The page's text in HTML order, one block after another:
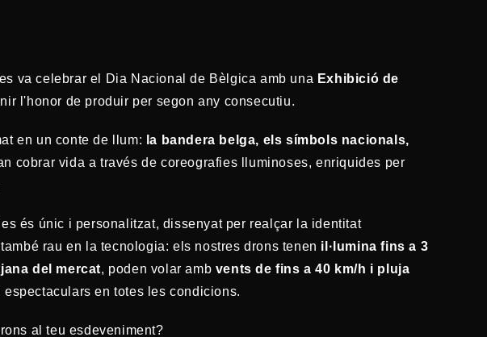
va celebrar el Dia Nacional de Bèlgica amb una Exhibició de
l'honor de produir per segon any consecutiu.
en un conte de llum: la bandera belga, els símbols nacionals,
cobrar vida a través de coreografies lluminoses, enriquides per
és únic i personalitzat, dissenyat per realçar la identitat
rau en la tecnologia: els nostres drons tenen il·lumina fins a 3
del mercat, poden volar amb vents de fins a 40 km/h i pluja
en totes les condicions.
al teu esdeveniment?